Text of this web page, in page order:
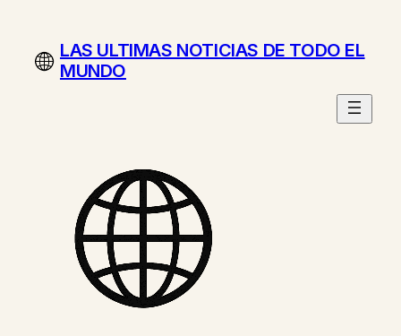
contenidoLAS ULTIMAS NOTICIAS DE TODO EL
MUNDO